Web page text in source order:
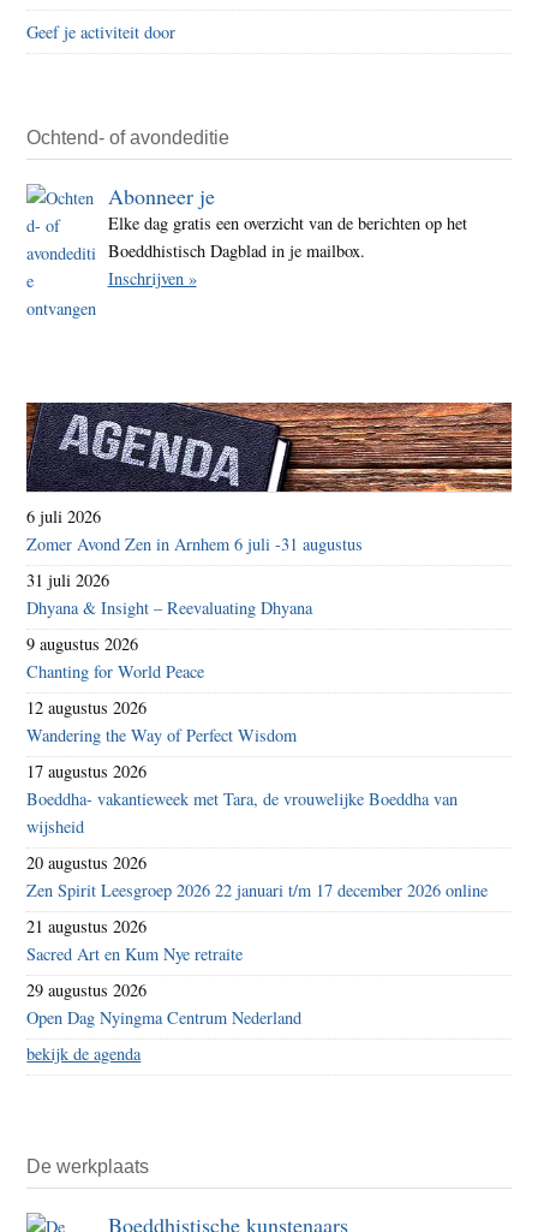
Geef je activiteit door
Ochtend- of avondeditie
Abonneer je
Elke dag gratis een overzicht van de berichten op het
Boeddhistisch Dagblad in je mailbox.
Inschrijven »
6 juli 2026
Zomer Avond Zen in Arnhem 6 juli -31 augustus
31 juli 2026
Dhyana & Insight – Reevaluating Dhyana
9 augustus 2026
Chanting for World Peace
12 augustus 2026
Wandering the Way of Perfect Wisdom
17 augustus 2026
Boeddha- vakantieweek met Tara, de vrouwelijke Boeddha van
wijsheid
20 augustus 2026
Zen Spirit Leesgroep 2026 22 januari t/m 17 december 2026 online
21 augustus 2026
Sacred Art en Kum Nye retraite
29 augustus 2026
Open Dag Nyingma Centrum Nederland
bekijk de agenda
De werkplaats
Boeddhistische kunstenaars